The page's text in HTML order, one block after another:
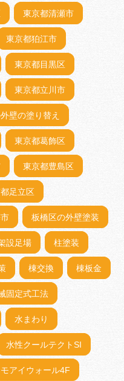
東京都清瀬市
東京都狛江市
東京都目黒区
東京都立川市
壁の塗り替え
東京都葛飾区
東京都豊島区
足立区
板橋区の外壁塗装
設足場 柱塗装
棟交換 棟板金
固定式工法
水まわり
水性クールテクトSI
アイウォール4F